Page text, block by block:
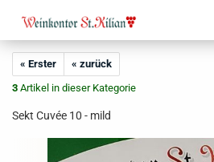
« Erster
« zurück
3 Artikel in dieser Kategorie
Sekt Cuvée 10 - mild